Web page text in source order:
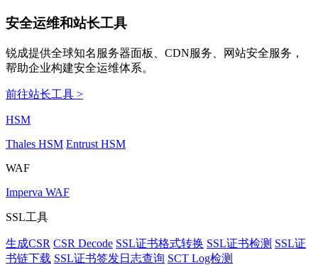
安全运维和站长工具
锐成提供全球知名服务器面板、CDN服务、网站安全服务，
帮助企业构建安全运维体系。
前往站长工具 >
HSM
Thales HSM Entrust HSM
WAF
Imperva WAF
SSL工具
生成CSR CSR Decode SSL证书格式转换 SSL证书检测 SSL证
书链下载 SSL证书签发日志查询 SCT Log检测